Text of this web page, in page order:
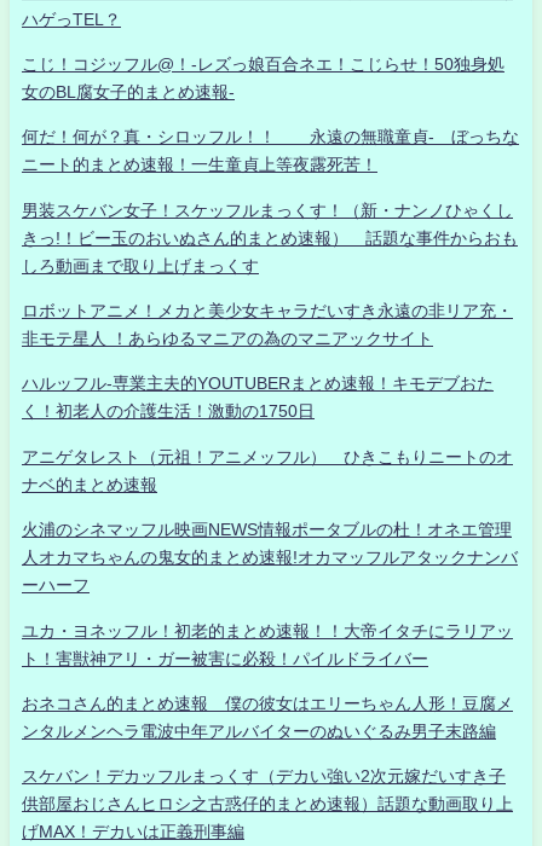
ハゲっTEL？
こじ！コジッフル@！-レズっ娘百合ネエ！こじらせ！50独身処
女のBL腐女子的まとめ速報-
何だ！何が？真・シロッフル！！ 永遠の無職童貞- ぼっちな
ニート的まとめ速報！一生童貞上等夜露死苦！
男装スケバン女子！スケッフルまっくす！（新・ナンノひゃくし
きっ!！ビー玉のおいぬさん的まとめ速報） 話題な事件からおも
しろ動画まで取り上げまっくす
ロボットアニメ！メカと美少女キャラだいすき永遠の非リア充・
非モテ星人 ！あらゆるマニアの為のマニアックサイト
ハルッフル-専業主夫的YOUTUBERまとめ速報！キモデブおた
く！初老人の介護生活！激動の1750日
アニゲタレスト（元祖！アニメッフル） ひきこもりニートのオ
ナベ的まとめ速報
火浦のシネマッフル映画NEWS情報ポータブルの杜！オネエ管理
人オカマちゃんの鬼女的まとめ速報!オカマッフルアタックナンバ
ーハーフ
ユカ・ヨネッフル！初老的まとめ速報！！大帝イタチにラリアッ
ト！害獣神アリ・ガー被害に必殺！パイルドライバー
おネコさん的まとめ速報 僕の彼女はエリーちゃん人形！豆腐メ
ンタルメンヘラ電波中年アルバイターのぬいぐるみ男子末路編
スケバン！デカッフルまっくす（デカい強い2次元嫁だいすき子
供部屋おじさんヒロシ之古惑仔的まとめ速報）話題な動画取り上
げMAX！デカいは正義刑事編